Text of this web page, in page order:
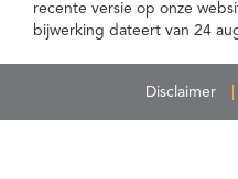
recente versie op onze
bijwerking dateert van 24
Disclaimer